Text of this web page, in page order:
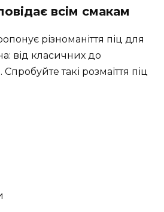
всім смакам
різноманіття піц для
від класичних до
такі розмаїття піц